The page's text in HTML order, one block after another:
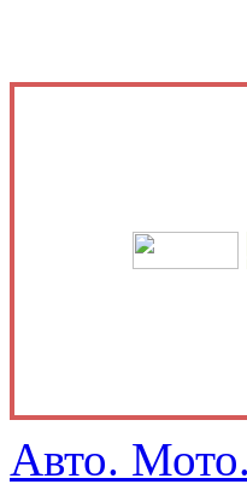
Авто.